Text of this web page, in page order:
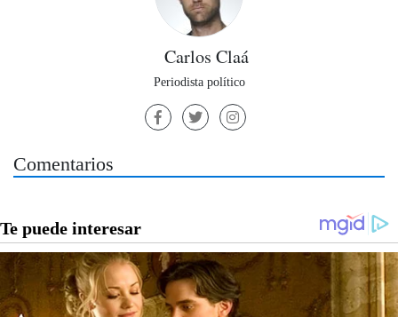
Carlos Claá
Periodista político
Comentarios